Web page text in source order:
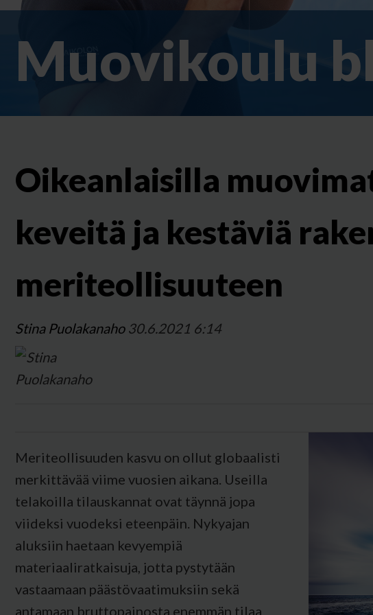
Muovikoulu
Oikeanlaisilla
keveitä ja kestäviä
meriteollisuuteen
Stina Puolakanaho30.6.2021 6:14
Meriteollisuuden kasvu on ollut globaalisti
merkittävää viime vuosien aikana. Useilla
telakoilla tilauskannat ovat täynnä jopa
viideksi vuodeksi eteenpäin. Nykyajan
aluksiin haetaan kevyempiä
materiaaliratkaisuja, jotta pystytään
vastaamaan päästövaatimuksiin sekä
antamaan bruttopainosta enemmän tilaa